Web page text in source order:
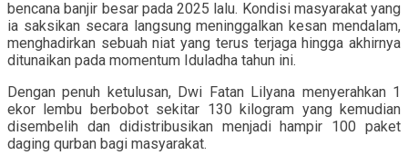
bencana banjir besar pada 2025 lalu. Kondisi masyarakat yang
ia saksikan secara langsung meninggalkan kesan mendalam,
menghadirkan sebuah niat yang terus terjaga hingga akhirnya
ditunaikan pada momentum Iduladha tahun ini.
Dengan penuh ketulusan, Dwi Fatan Lilyana menyerahkan 1
ekor lembu berbobot sekitar 130 kilogram yang kemudian
disembelih dan didistribusikan menjadi hampir 100 paket
daging qurban bagi masyarakat.